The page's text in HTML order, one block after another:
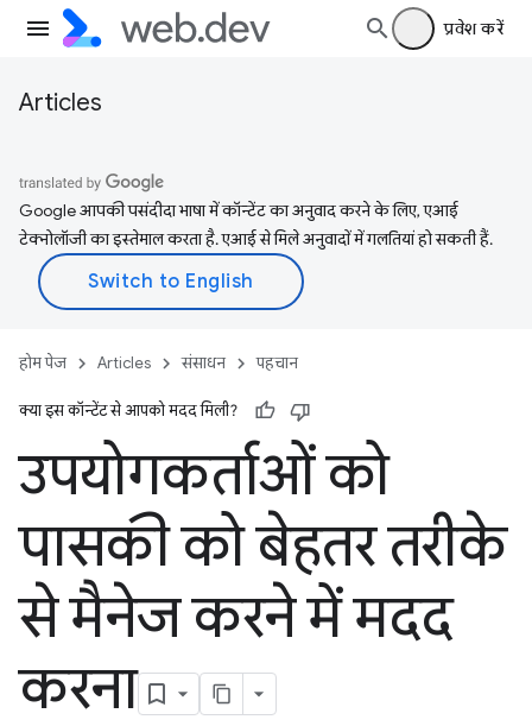
प्रवेश करें
Articles
Google आपकी पसंदीदा भाषा में कॉन्टेंट का अनुवाद करने के लिए, एआई
टेक्नोलॉजी का इस्तेमाल करता है. एआई से मिले अनुवादों में गलतियां हो सकती हैं.
होम पेज Articles संसाधन पहचान
क्या इस कॉन्टेंट से आपको मदद मिली?
उपयोगकर्ताओं को
पासकी को बेहतर तरीके
से मैनेज करने में मदद
करना